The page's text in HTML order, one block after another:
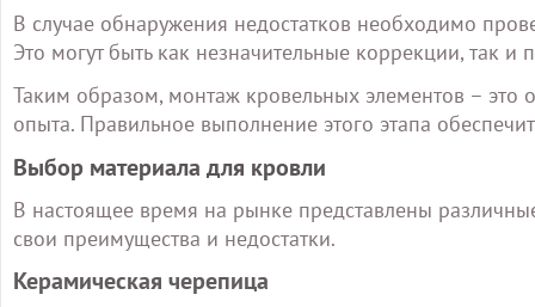
В случае обнаружения недостатков необходимо
Это могут быть как незначительные коррекции, так
Таким образом, монтаж кровельных элементов –
опыта. Правильное выполнение этого этапа
Выбор материала для кровли
В настоящее время на рынке представлены
свои преимущества и недостатки.
Керамическая черепица